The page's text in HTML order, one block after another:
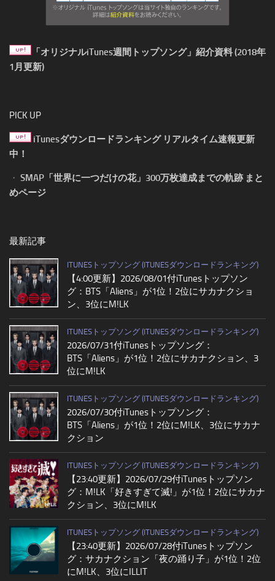
「オリジナルiTunes週間トップソング」紹介資料 (2018年
1月更新)
PICK UP
iTunesダウンロードランキング リアルタイム速報更新
中！
・ SMAP「世界に一つだけの花」300万枚達成までの軌跡 まと
めページ
最新記事
ITUNESトップソング (ITUNESダウンロードランキング)
【4:00更新】2026/08/01付iTunesトップソン
グ：BTS「Aliens」が1位！2位にサカナクショ
ン、3位にM!LK
ITUNESトップソング (ITUNESダウンロードランキング)
2026/07/31付iTunesトップソング：
BTS「Aliens」が1位！2位にサカナクション、3
位にM!LK
ITUNESトップソング (ITUNESダウンロードランキング)
2026/07/30付iTunesトップソング：
BTS「Aliens」が1位！2位にM!LK、3位にサカナ
クション
ITUNESトップソング (ITUNESダウンロードランキング)
【23:40更新】2026/07/29付iTunesトップソン
グ：M!LK「好きすぎて滅!」が1位！2位にサカナ
クション、3位にM!LK
ITUNESトップソング (ITUNESダウンロードランキング)
【23:40更新】2026/07/28付iTunesトップソン
グ：サカナクション「夜の踊り子」が1位！2位
にM!LK、3位にILLIT